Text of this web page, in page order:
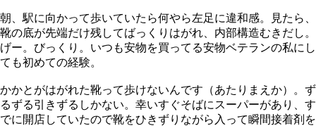
朝、駅に向かって歩いていたら何やら左足に違和感。見たら、
靴の底が先端だけ残してばっくりはがれ、内部構造むきだし。
げー。びっくり。いつも安物を買ってる安物ベテランの私にし
ても初めての経験。
かかとがはがれた靴って歩けないんです（あたりまえか）。ず
るずる引きずるしかない。幸いすぐそばにスーパーがあり、す
でに開店していたので靴をひきずりながら入って瞬間接着剤を